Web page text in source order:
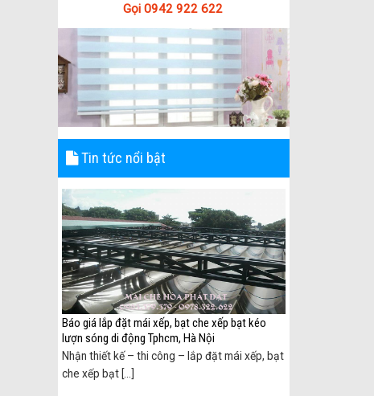
Gọi 0942 922 622
Tin tức nổi bật
Báo giá lắp đặt mái xếp, bạt che xếp bạt kéo
lượn sóng di động Tphcm, Hà Nội
Nhận thiết kế – thi công – lắp đặt mái xếp, bạt
che xếp bạt [...]